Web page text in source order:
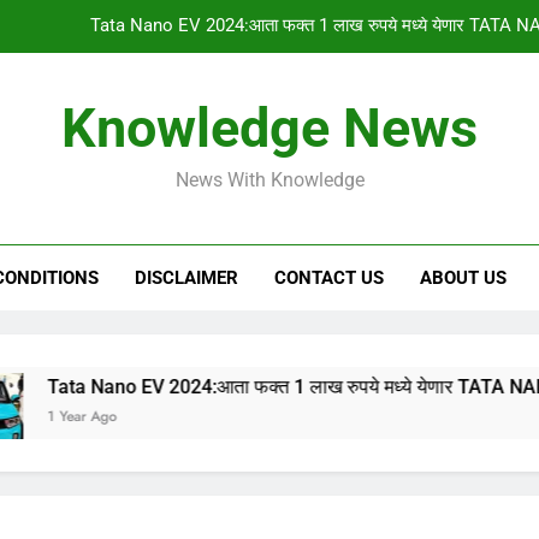
Tata Nano EV 2024:आता फक्त 1 लाख रुपये मध्ये येणार TATA
gharkul yojana 2024:आपल्या गावची 2023-2024 ची
HSC & SSC Result: 10 वी 12 वी चा निकाल
PM किसान
Knowledge News
News With Knowledge
DISCLAIMER CONTACT US ABOUT US
EV 2024:आता फक्त 1 लाख रुपये मध्ये येणार TATA NANO